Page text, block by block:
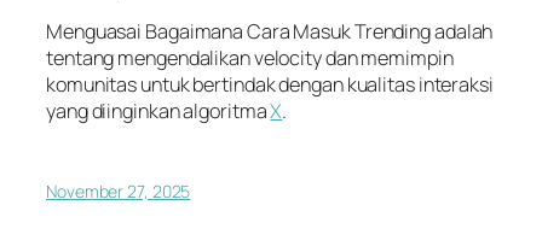
Menguasai Bagaimana Cara Masuk Trending adalah
tentang mengendalikan velocity dan memimpin
komunitas untuk bertindak dengan kualitas interaksi
yang diinginkan algoritmaX.
November 27, 2025